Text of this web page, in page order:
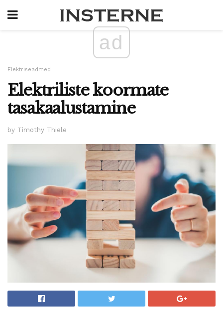
ad
Elektriseadmed
Elektriliste koormate
tasakaalustamine
by Timothy Thiele